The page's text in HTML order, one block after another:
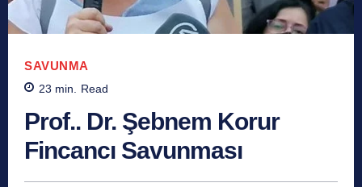
SAVUNMA
23 min. Read
Prof.. Dr. Şebnem Korur
Fincancı Savunması